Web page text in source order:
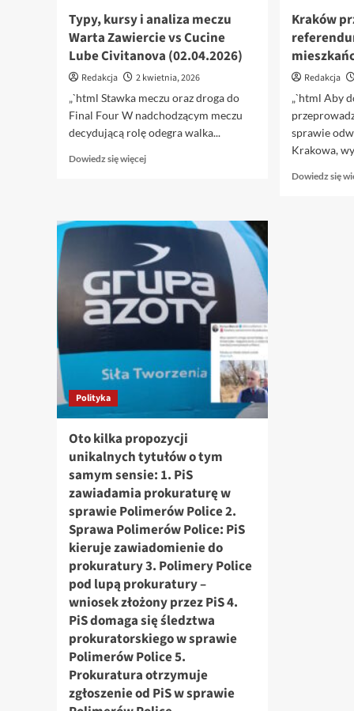
Typy, kursy i analiza meczu
Warta Zawiercie vs Cucine
Lube Civitanova (02.04.2026)
Redakcja
2 kwietnia, 2026
„`html Stawka meczu oraz droga do
Final Four W nadchodzącym meczu
decydującą rolę odegra walka...
Dowiedz się więcejDowiedz
kursy
i
analiza
meczu
Warta
Zawiercie
vs
Lube
Civitanova
(02.04.2026)
Kraków
Redakcja
„`html Aby
sprawie
Krakowa,
Dowiedz się
Polityka
Oto kilka propozycji
unikalnych tytułów o tym
samym sensie: 1. PiS
zawiadamia prokuraturę w
sprawie Polimerów Police 2.
Sprawa Polimerów Police: PiS
kieruje zawiadomienie do
prokuratury 3. Polimery Police
pod lupą prokuratury –
wniosek złożony przez PiS 4.
PiS domaga się śledztwa
prokuratorskiego w sprawie
Polimerów Police 5.
Prokuratura otrzymuje
zgłoszenie od PiS w sprawie